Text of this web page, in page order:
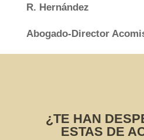
R. Hernández
Abogado-Director
¿TE HAN
ESTAS DE